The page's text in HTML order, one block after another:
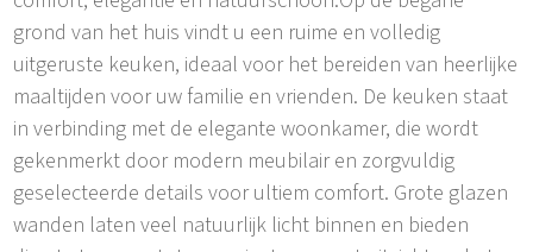
grond van het huis vindt u een ruime en volledig
uitgeruste keuken, ideaal voor het bereiden van heerlijke
maaltijden voor uw familie en vrienden. De keuken staat
in verbinding met de elegante woonkamer, die wordt
gekenmerkt door modern meubilair en zorgvuldig
geselecteerde details voor ultiem comfort. Grote glazen
wanden laten veel natuurlijk licht binnen en bieden